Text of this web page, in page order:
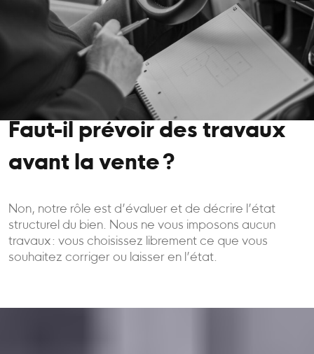
Faut-il prévoir des travaux
avant la vente ?
Non, notre rôle est d’évaluer et de décrire l’état
structurel du bien. Nous ne vous imposons aucun
travaux : vous choisissez librement ce que vous
souhaitez corriger ou laisser en l’état.